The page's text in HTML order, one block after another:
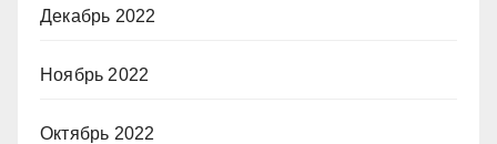
Декабрь 2022
Ноябрь 2022
Октябрь 2022